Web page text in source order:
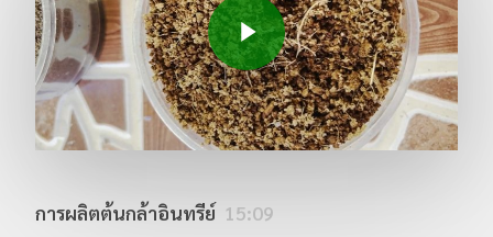
การผลิตต้นกล้าอินทรีย์ 15:09